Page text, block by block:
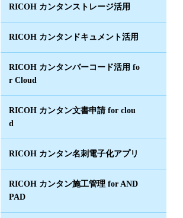
RICOH カンタンストレージ活用
RICOH カンタンドキュメント活用
RICOH カンタンバーコード活用 fo
r Cloud
RICOH カンタン文書申請 for clou
d
RICOH カンタン名刺電子化アプリ
RICOH カンタン施工管理 for AND
PAD